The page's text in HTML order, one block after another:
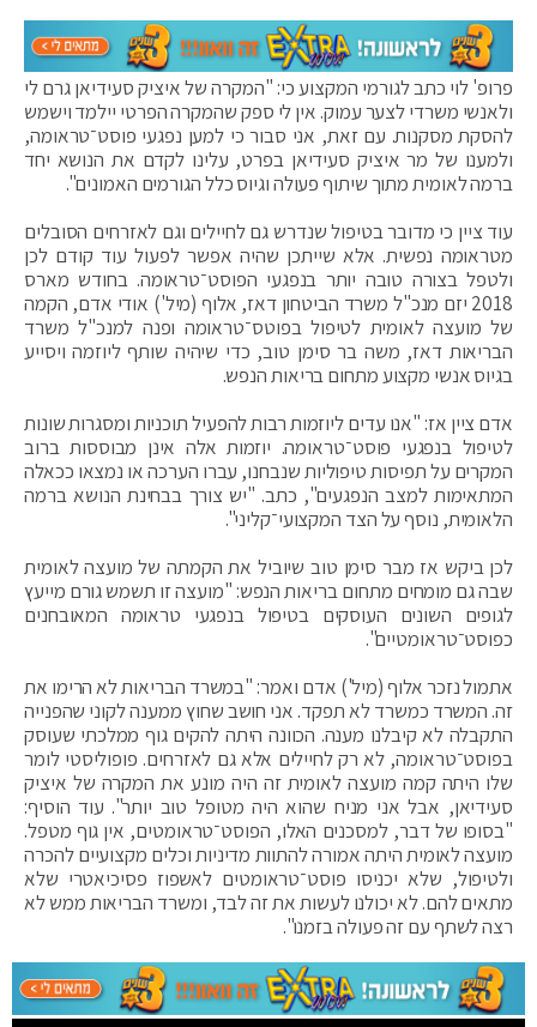
פרופ' לוי כתב לגורמי המקצוע כי: "המקרה של איציק סעידיאן גרם לי
ולאנשי משרדי לצער עמוק. אין לי ספק שהמקרה הפרטי יילמד וישמש
להסקת מסקנות. עם זאת, אני סבור כי למען נפגעי פוסט־טראומה,
ולמענו של מר איציק סעידיאן בפרט, עלינו לקדם את הנושא יחד
ברמה לאומית מתוך שיתוף פעולה וגיוס כלל הגורמים האמונים".
עוד ציין כי מדובר בטיפול שנדרש גם לחיילים וגם לאזרחים הסובלים
מטראומה נפשית. אלא שייתכן שהיה אפשר לפעול עוד קודם לכן
ולטפל בצורה טובה יותר בנפגעי הפוסט־טראומה. בחודש מארס
2018 יזם מנכ"ל משרד הביטחון דאז, אלוף (מיל') אודי אדם, הקמה
של מועצה לאומית לטיפול בפוטס־טראומה ופנה למנכ"ל משרד
הבריאות דאז, משה בר סימן טוב, כדי שיהיה שותף ליוזמה ויסייע
בגיוס אנשי מקצוע מתחום בריאות הנפש.
אדם ציין אז: "אנו עדים ליוזמות רבות להפעיל תוכניות ומסגרות שונות
לטיפול בנפגעי פוסט־טראומה. יוזמות אלה אינן מבוססות ברוב
המקרים על תפיסות טיפוליות שנבחנו, עברו הערכה או נמצאו ככאלה
המתאימות למצב הנפגעים", כתב. "יש צורך בבחינת הנושא ברמה
הלאומית, נוסף על הצד המקצועי־קליני".
לכן ביקש אז מבר סימן טוב שיוביל את הקמתה של מועצה לאומית
שבה גם מומחים מתחום בריאות הנפש: "מועצה זו תשמש גורם מייעץ
לגופים השונים העוסקים בטיפול בנפגעי טראומה המאובחנים
כפוסט־טראומטיים".
אתמול נזכר אלוף (מיל') אדם ואמר: "במשרד הבריאות לא הרימו את
זה. המשרד כמשרד לא תפקד. אני חושב שחוץ ממענה לקוני שהפנייה
התקבלה לא קיבלנו מענה. הכוונה היתה להקים גוף ממלכתי שעוסק
בפוסט־טראומה, לא רק לחיילים אלא גם לאזרחים. פופוליסטי לומר
שלו היתה קמה מועצה לאומית זה היה מונע את המקרה של איציק
סעידיאן, אבל אני מניח שהוא היה מטופל טוב יותר". עוד הוסיף:
"בסופו של דבר, למסכנים האלו, הפוסט־טראומטים, אין גוף מטפל.
מועצה לאומית היתה אמורה להתוות מדיניות וכלים מקצועיים להכרה
ולטיפול, שלא יכניסו פוסט־טראומטים לאשפוז פסיכיאטרי שלא
מתאים להם. לא יכולנו לעשות את זה לבד, ומשרד הבריאות ממש לא
רצה לשתף עם זה פעולה בזמנו".